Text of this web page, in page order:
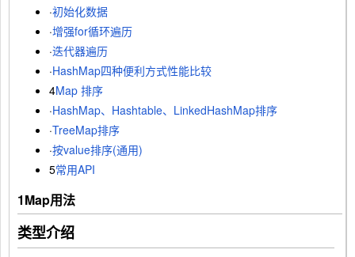
·初始化数据
·增强for循环遍历
·迭代器遍历
·HashMap四种便利方式性能比较
4Map 排序
·HashMap、Hashtable、LinkedHashMap排序
·TreeMap排序
·按value排序(通用)
5常用API
1Map用法
类型介绍